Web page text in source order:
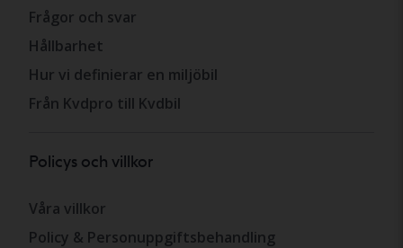
Frågor och svar
Hållbarhet
Hur vi definierar en miljöbil
Från Kvdpro till Kvdbil
Policys och villkor
Våra villkor
Policy & Personuppgiftsbehandling